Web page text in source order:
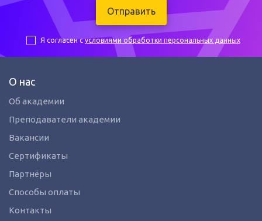
Отправить
Я согласен сусловиями обработки персональных данных
О нас
Об академии
Преподаватели академии
Вакансии
Сертификаты
Партнёры
Способы оплаты
Контакты